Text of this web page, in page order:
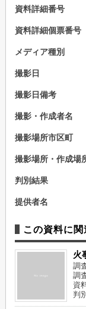
資料詳細番号
資料詳細個票番号
メディア種別
撮影日
撮影日備考
撮影・作成者名
撮影場所市区町
撮影場所・作成場
判別結果
提供者名
この資料に
火
調
調
資
判